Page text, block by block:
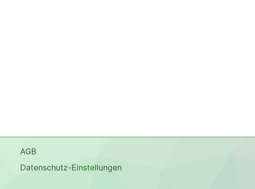
AGB
Datenschutz-Einstellungen